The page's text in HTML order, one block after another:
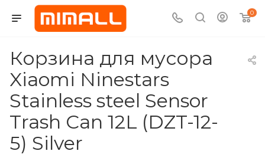
0
Корзина для мусора
Xiaomi Ninestars
Stainless steel Sensor
Trash Can 12L (DZT-12-
5) Silver